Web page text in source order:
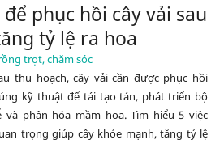
phục hồi cây vải sau
tỷ lệ ra hoa
trọt, chăm sóc
thu hoạch, cây vải cần được phục hồi
kỹ thuật để tái tạo tán, phát triển bộ
và phân hóa mầm hoa. Tìm hiểu 5 việc
trọng giúp cây khỏe mạnh, tăng tỷ lệ